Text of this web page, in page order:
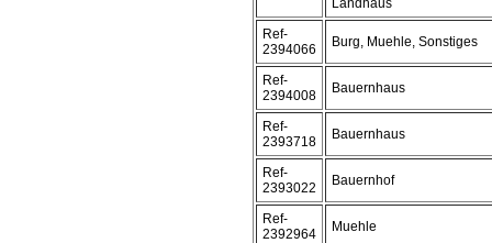
Landhaus
Ref-
2394066
Burg, Muehle, Sonstiges
Ref-
2394008
Bauernhaus
Ref-
2393718
Bauernhaus
Ref-
2393022
Bauernhof
Ref-
2392964
Muehle